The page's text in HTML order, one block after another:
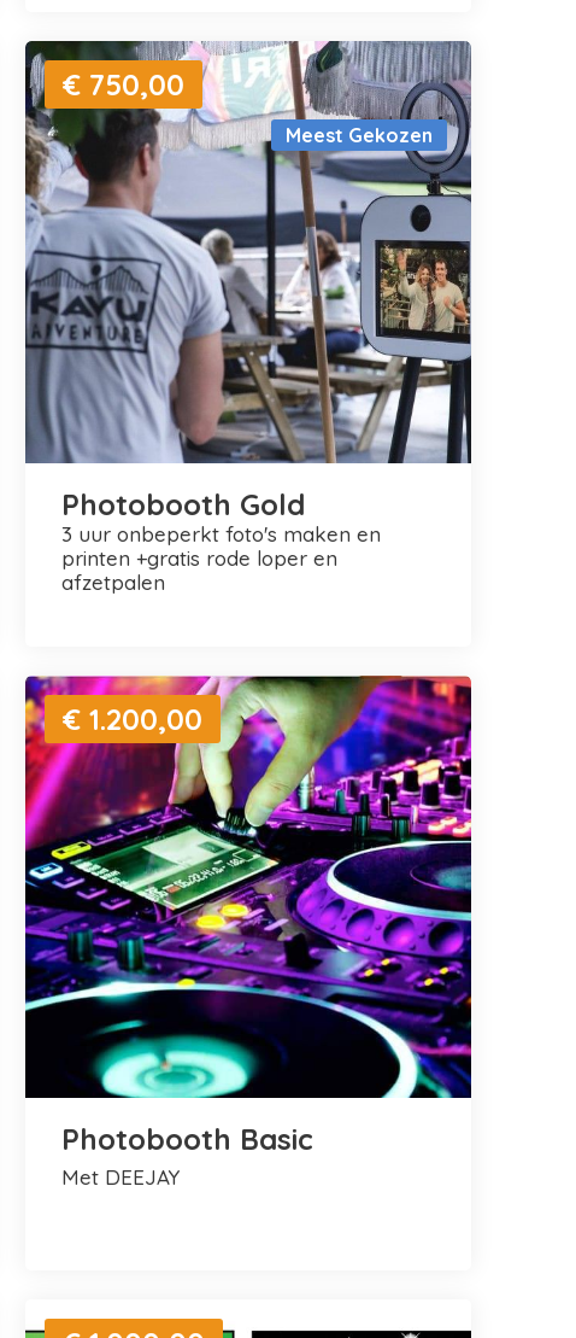
Meest Gekozen
€ 750,00
Photobooth Gold
3 uur onbeperkt foto's maken en
printen +gratis rode loper en
afzetpalen
€ 1.200,00
Photobooth Basic
met DEEJAY